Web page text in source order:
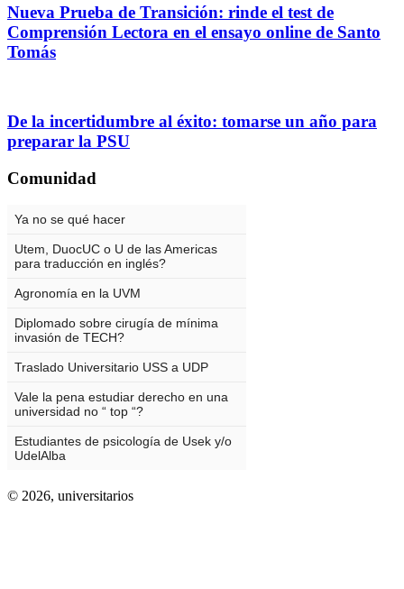
Nueva Prueba de Transición: rinde el test de
Comprensión Lectora en el ensayo online de Santo
Tomás
De la incertidumbre al éxito: tomarse un año para
preparar la PSU
Comunidad
© 2026, universitarios